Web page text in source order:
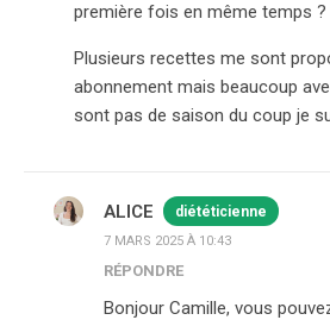
première fois en même temps ?
Plusieurs recettes me sont
abonnement mais beaucoup
sont pas de saison du coup je
ALICE diététicienne
7 MARS 2025 À 10:43
RÉPONDRE
Bonjour Camille, vous